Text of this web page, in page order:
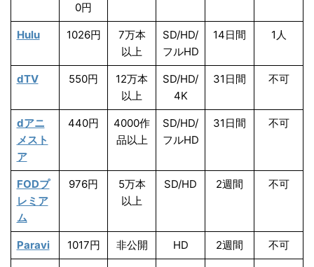
0円
Hulu 1026円
7万本
以上
SD/HD/
フルHD
14日間 1人
dTV 550円
12万本
以上
SD/HD/
4K
31日間 不可
dアニ
メスト
ア
440円
4000作
品以上
SD/HD/
フルHD
31日間 不可
FODプ
レミア
ム
976円
5万本
以上
SD/HD 2週間 不可
Paravi 1017円 非公開 HD 2週間 不可